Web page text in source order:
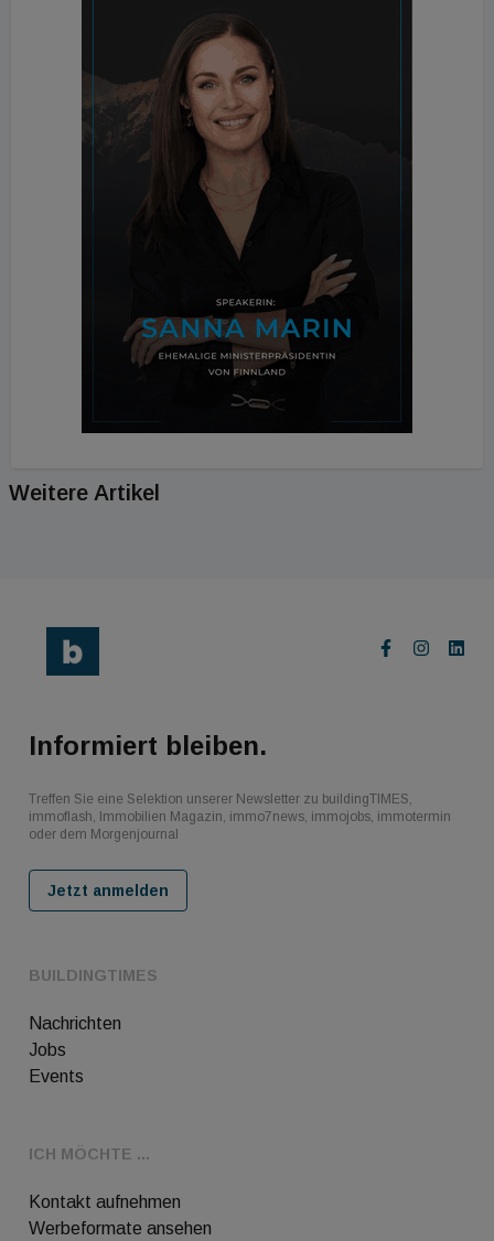
Weitere Artikel
BUILDINGTIMES
Nachrichten
Jobs
Events
ICH MÖCHTE ...
Kontakt aufnehmen
Werbeformate ansehen
Informiert bleiben.
Treffen Sie eine Selektion unserer Newsletter zu buildingTIMES,
immoflash, Immobilien Magazin, immo7news, immojobs, immotermin
oder dem Morgenjournal
Jetzt anmelden